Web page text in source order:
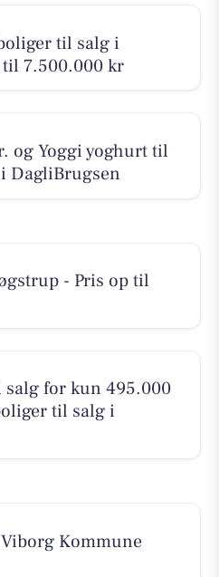
til salg i
7.500.000 kr
og Yoggi yoghurt til
DagliBrugsen
- Pris op til
for kun 495.000
til salg i
Kommune